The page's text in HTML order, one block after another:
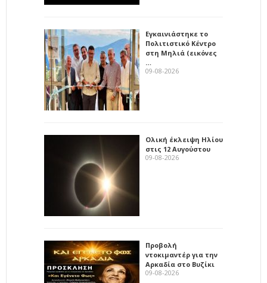
Εγκαινιάστηκε το
Πολιτιστικό Κέντρο
στη Μηλιά (εικόνες
…
09-08-2026
Ολική έκλειψη Ηλίου
στις 12 Αυγούστου
09-08-2026
Προβολή
ντοκιμαντέρ για την
Αρκαδία στο Βυζίκι
09-08-2026